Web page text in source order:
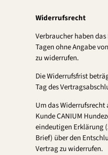
Widerrufsrecht
Verbraucher haben
Tagen ohne Angabe
zu widerrufen.
Die Widerrufsfrist
Tag des
Um das Widerrufsrecht
Kunde CANIUM
eindeutigen Erklärung
Brief) über den
Vertrag zu widerrufen.